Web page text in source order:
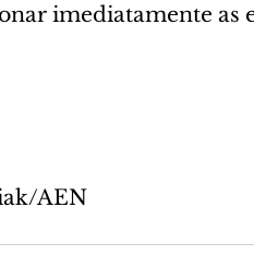
imediatamente as
AEN